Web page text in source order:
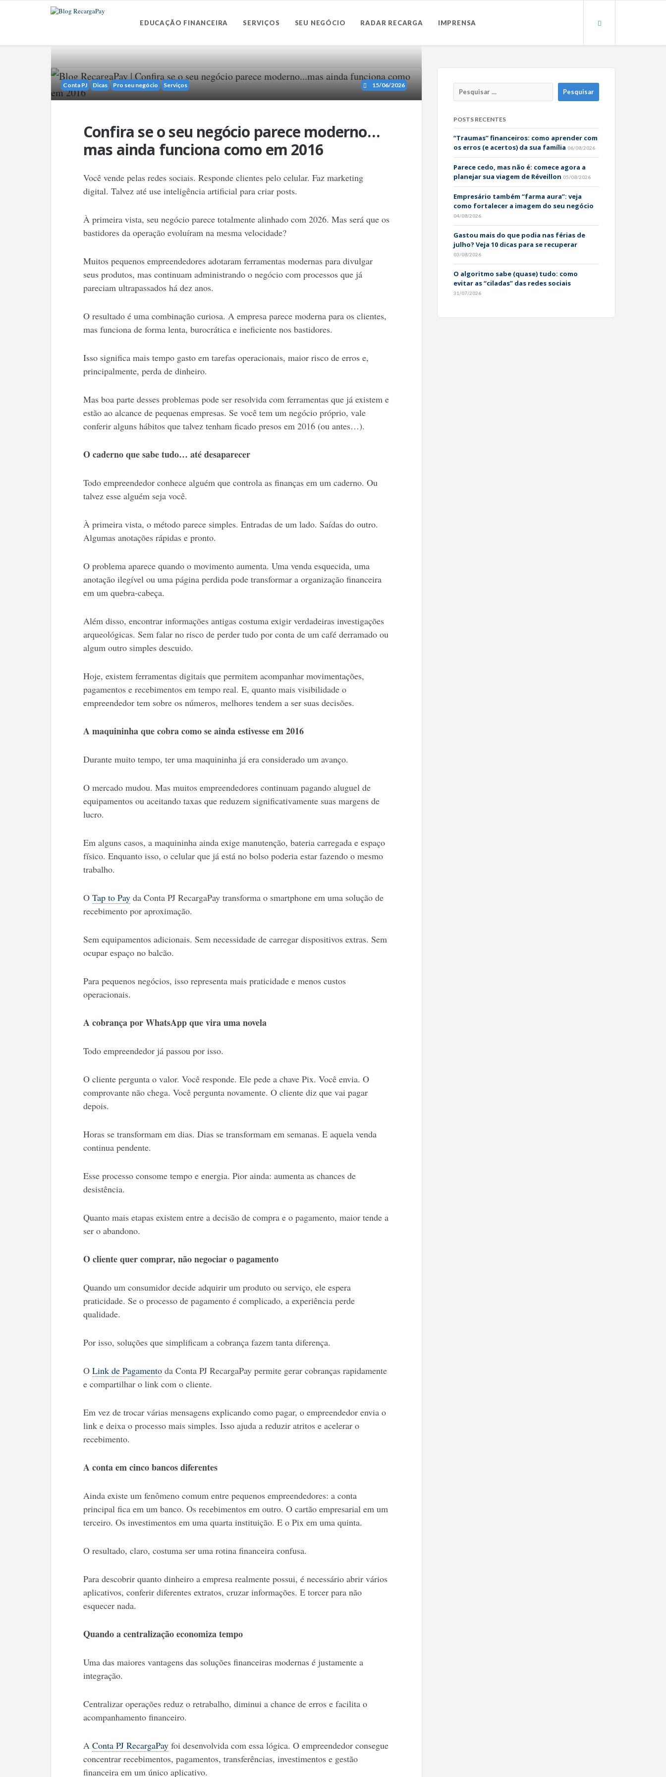
EDUCAÇÃO FINANCEIRA SERVIÇOS SEU NEGÓCIO RADAR RECARGA IMPRENSA
Conta PJ Dicas Pro seu negócio Serviços 15/06/2026
Confira se o seu negócio parece moderno…
mas ainda funciona como em 2016
Você vende pelas redes sociais. Responde clientes pelo celular. Faz marketing
digital. Talvez até use inteligência artificial para criar posts.
À primeira vista, seu negócio parece totalmente alinhado com 2026. Mas será que os
bastidores da operação evoluíram na mesma velocidade?
Muitos pequenos empreendedores adotaram ferramentas modernas para divulgar
seus produtos, mas continuam administrando o negócio com processos que já
pareciam ultrapassados há dez anos.
O resultado é uma combinação curiosa. A empresa parece moderna para os clientes,
mas funciona de forma lenta, burocrática e ineficiente nos bastidores.
Isso significa mais tempo gasto em tarefas operacionais, maior risco de erros e,
principalmente, perda de dinheiro.
Mas boa parte desses problemas pode ser resolvida com ferramentas que já existem e
estão ao alcance de pequenas empresas. Se você tem um negócio próprio, vale
conferir alguns hábitos que talvez tenham ficado presos em 2016 (ou antes…).
O caderno que sabe tudo… até desaparecer
Todo empreendedor conhece alguém que controla as finanças em um caderno. Ou
talvez esse alguém seja você.
À primeira vista, o método parece simples. Entradas de um lado. Saídas do outro.
Algumas anotações rápidas e pronto.
O problema aparece quando o movimento aumenta. Uma venda esquecida, uma
anotação ilegível ou uma página perdida pode transformar a organização financeira
em um quebra-cabeça.
Além disso, encontrar informações antigas costuma exigir verdadeiras investigações
arqueológicas. Sem falar no risco de perder tudo por conta de um café derramado ou
algum outro simples descuido.
Hoje, existem ferramentas digitais que permitem acompanhar movimentações,
pagamentos e recebimentos em tempo real. E, quanto mais visibilidade o
empreendedor tem sobre os números, melhores tendem a ser suas decisões.
A maquininha que cobra como se ainda estivesse em 2016
Durante muito tempo, ter uma maquininha já era considerado um avanço.
O mercado mudou. Mas muitos empreendedores continuam pagando aluguel de
equipamentos ou aceitando taxas que reduzem significativamente suas margens de
lucro.
Em alguns casos, a maquininha ainda exige manutenção, bateria carregada e espaço
físico. Enquanto isso, o celular que já está no bolso poderia estar fazendo o mesmo
trabalho.
O Tap to Payda Conta PJ RecargaPay transforma o smartphone em uma solução de
recebimento por aproximação.
Sem equipamentos adicionais. Sem necessidade de carregar dispositivos extras. Sem
ocupar espaço no balcão.
Para pequenos negócios, isso representa mais praticidade e menos custos
operacionais.
A cobrança por WhatsApp que vira uma novela
Todo empreendedor já passou por isso.
O cliente pergunta o valor. Você responde. Ele pede a chave Pix. Você envia. O
comprovante não chega. Você pergunta novamente. O cliente diz que vai pagar
depois.
Horas se transformam em dias. Dias se transformam em semanas. E aquela venda
continua pendente.
Esse processo consome tempo e energia. Pior ainda: aumenta as chances de
desistência.
Quanto mais etapas existem entre a decisão de compra e o pagamento, maior tende a
ser o abandono.
O cliente quer comprar, não negociar o pagamento
Quando um consumidor decide adquirir um produto ou serviço, ele espera
praticidade. Se o processo de pagamento é complicado, a experiência perde
qualidade.
Por isso, soluções que simplificam a cobrança fazem tanta diferença.
O Link de Pagamentoda Conta PJ RecargaPay permite gerar cobranças rapidamente
e compartilhar o link com o cliente.
Em vez de trocar várias mensagens explicando como pagar, o empreendedor envia o
link e deixa o processo mais simples. Isso ajuda a reduzir atritos e acelerar o
recebimento.
A conta em cinco bancos diferentes
Ainda existe um fenômeno comum entre pequenos empreendedores: a conta
principal fica em um banco. Os recebimentos em outro. O cartão empresarial em um
terceiro. Os investimentos em uma quarta instituição. E o Pix em uma quinta.
O resultado, claro, costuma ser uma rotina financeira confusa.
Para descobrir quanto dinheiro a empresa realmente possui, é necessário abrir vários
aplicativos, conferir diferentes extratos, cruzar informações. E torcer para não
esquecer nada.
Quando a centralização economiza tempo
Uma das maiores vantagens das soluções financeiras modernas é justamente a
integração.
Centralizar operações reduz o retrabalho, diminui a chance de erros e facilita o
acompanhamento financeiro.
A Conta PJ RecargaPayfoi desenvolvida com essa lógica. O empreendedor consegue
concentrar recebimentos, pagamentos, transferências, investimentos e gestão
financeira em um único aplicativo.
POSTS RECENTES
“Traumas” financeiros: como aprender com
os erros (e acertos) da sua família 06/08/2026
Parece cedo, mas não é: comece agora a
planejar sua viagem de Réveillon 05/08/2026
Empresário também “farma aura”: veja
como fortalecer a imagem do seu negócio
04/08/2026
Gastou mais do que podia nas férias de
julho? Veja 10 dicas para se recuperar
03/08/2026
O algoritmo sabe (quase) tudo: como
evitar as “ciladas” das redes sociais
31/07/2026